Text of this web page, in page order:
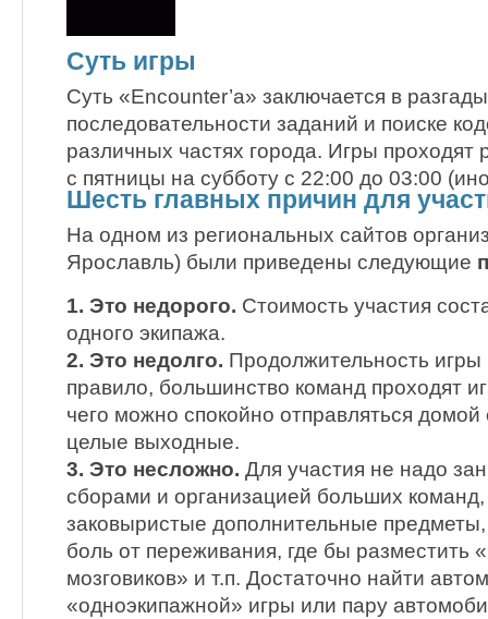
Суть игры
Суть «Encounter’а» заключается в
последовательности заданий и поиске
различных частях города. Игры проходят
с пятницы на субботу с 22:00 до 03:00
Шесть главных причин для
На одном из региональных сайтов
Ярославль) были приведены следующие
1. Это недорого. Стоимость участия
одного экипажа.
2. Это недолго. Продолжительность игры
правило, большинство команд проходят
чего можно спокойно отправляться
целые выходные.
3. Это несложно. Для участия не надо
сборами и организацией больших команд,
заковыристые дополнительные
боль от переживания, где бы разместить
мозговиков» и т.п. Достаточно найти
«одноэкипажной» игры или пару